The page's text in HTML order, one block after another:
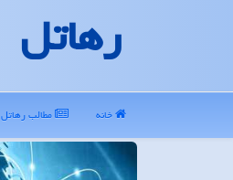
رهاتل
خانه مطالب رهاتل